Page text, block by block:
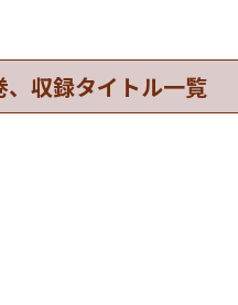
収録タイトル一覧